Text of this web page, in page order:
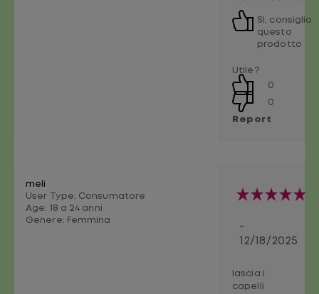
Sì, consiglio
questo
prodotto
Utile?
0
0
Report
meli
User Type: Consumatore
Age:
18 a 24 anni
Genere: Femmina
-
12/18/2025
lascia i
capelli